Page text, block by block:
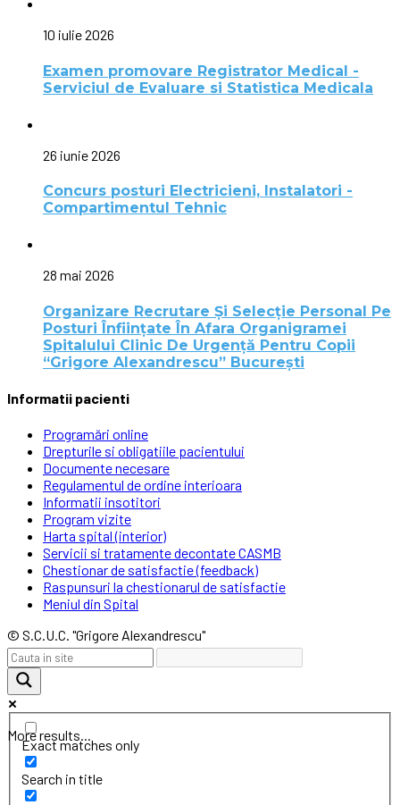
10 iulie 2026
Examen promovare Registrator Medical -
Serviciul de Evaluare si Statistica Medicala
26 iunie 2026
Concurs posturi Electricieni, Instalatori -
Compartimentul Tehnic
28 mai 2026
Organizare Recrutare Și Selecție Personal Pe
Posturi Înființate În Afara Organigramei
Spitalului Clinic De Urgență Pentru Copii
“Grigore Alexandrescu” Bucureşti
Informatii pacienti
Programări online
Drepturile si obligatiile pacientului
Documente necesare
Regulamentul de ordine interioara
Informatii insotitori
Program vizite
Harta spital (interior)
Servicii si tratamente decontate CASMB
Chestionar de satisfactie (feedback)
Raspunsuri la chestionarul de satisfactie
Meniul din Spital
© S.C.U.C. "Grigore Alexandrescu"
More results...
Exact matches only
Search in title